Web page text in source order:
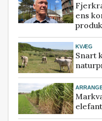
ens
KVÆG
Snart